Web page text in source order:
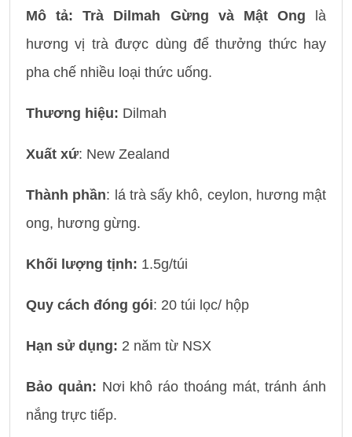
Mô tả: Trà Dilmah Gừng và Mật Ong là
hương vị trà được dùng để thưởng thức hay
pha chế nhiều loại thức uống.
Thương hiệu: Dilmah
Xuất xứ: New Zealand
Thành phần: lá trà sấy khô, ceylon, hương mật
ong, hương gừng.
Khối lượng tịnh: 1.5g/túi
Quy cách đóng gói: 20 túi lọc/ hộp
Hạn sử dụng: 2 năm từ NSX
Bảo quản: Nơi khô ráo thoáng mát, tránh ánh
nắng trực tiếp.